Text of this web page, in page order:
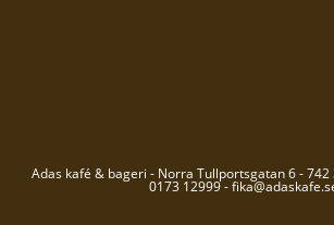
Adas kafé & bageri - Norra Tullportsgatan 6 - 742
0173 12999 -